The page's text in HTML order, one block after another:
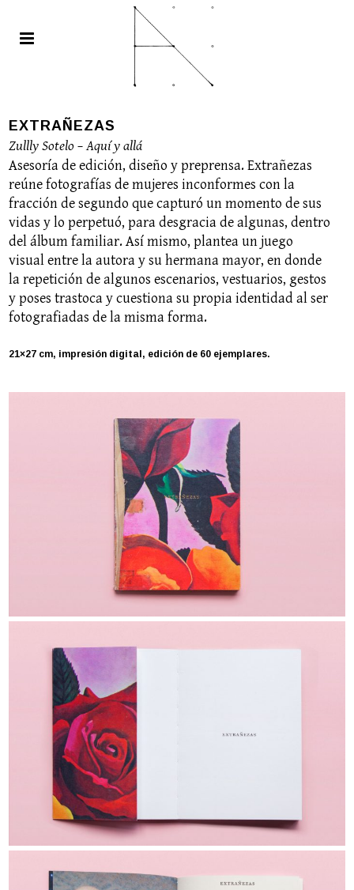
EXTRAÑEZAS
Zullly Sotelo – Aquí y allá
Asesoría de edición, diseño y preprensa. Extrañezas
reúne fotografías de mujeres inconformes con la
fracción de segundo que capturó un momento de sus
vidas y lo perpetuó, para desgracia de algunas, dentro
del álbum familiar. Así mismo, plantea un juego
visual entre la autora y su hermana mayor, en donde
la repetición de algunos escenarios, vestuarios, gestos
y poses trastoca y cuestiona su propia identidad al ser
fotografiadas de la misma forma.
21×27 cm, impresión digital, edición de 60 ejemplares.